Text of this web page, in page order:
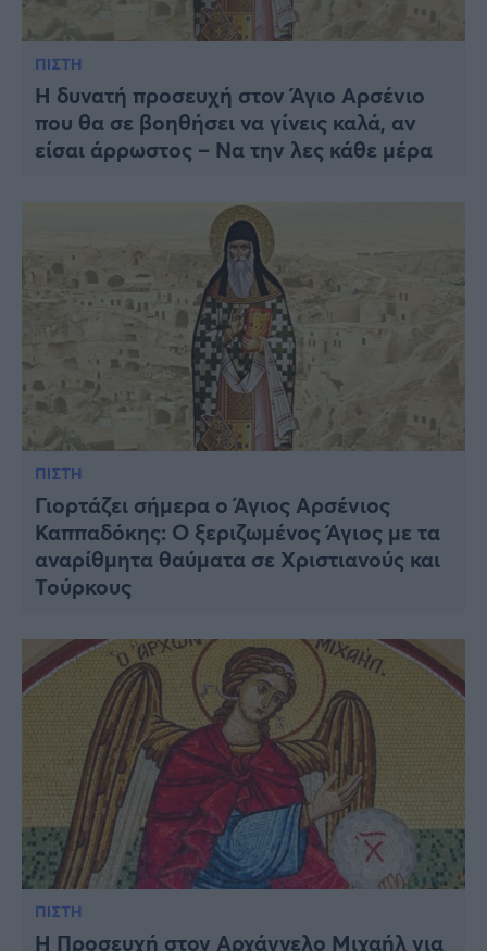
ΠΙΣΤΗ
Η δυνατή προσευχή στον Άγιο Αρσένιο
που θα σε βοηθήσει να γίνεις καλά, αν
είσαι άρρωστος – Να την λες κάθε μέρα
ΠΙΣΤΗ
Γιορτάζει σήμερα ο Άγιος Αρσένιος
Καππαδόκης: Ο ξεριζωμένος Άγιος με τα
αναρίθμητα θαύματα σε Χριστιανούς και
Τούρκους
ΠΙΣΤΗ
Η Προσευχή στον Αρχάγγελο Μιχαήλ για